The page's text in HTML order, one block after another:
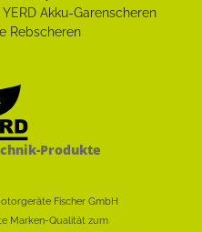
Produkte
Fischer GmbH
Marken-Qualität zum